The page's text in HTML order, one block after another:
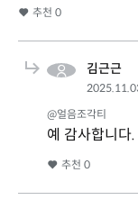
추천 0
김근근
@얼음조각티
예 감사합니다
추천 0